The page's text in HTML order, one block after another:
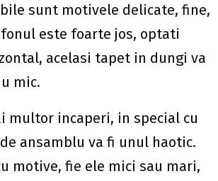
sunt motivele delicate, fine,
este foarte jos, optati
acelasi tapet in dungi va
mic.
multor incaperi, in special cu
ansamblu va fi unul haotic.
motive, fie ele mici sau mari,